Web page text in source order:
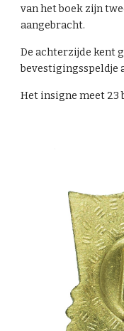
vanhet boek zijn
aangebracht.
De achterzijde kent
bevestigingsspeldje
Het insigne meet 23